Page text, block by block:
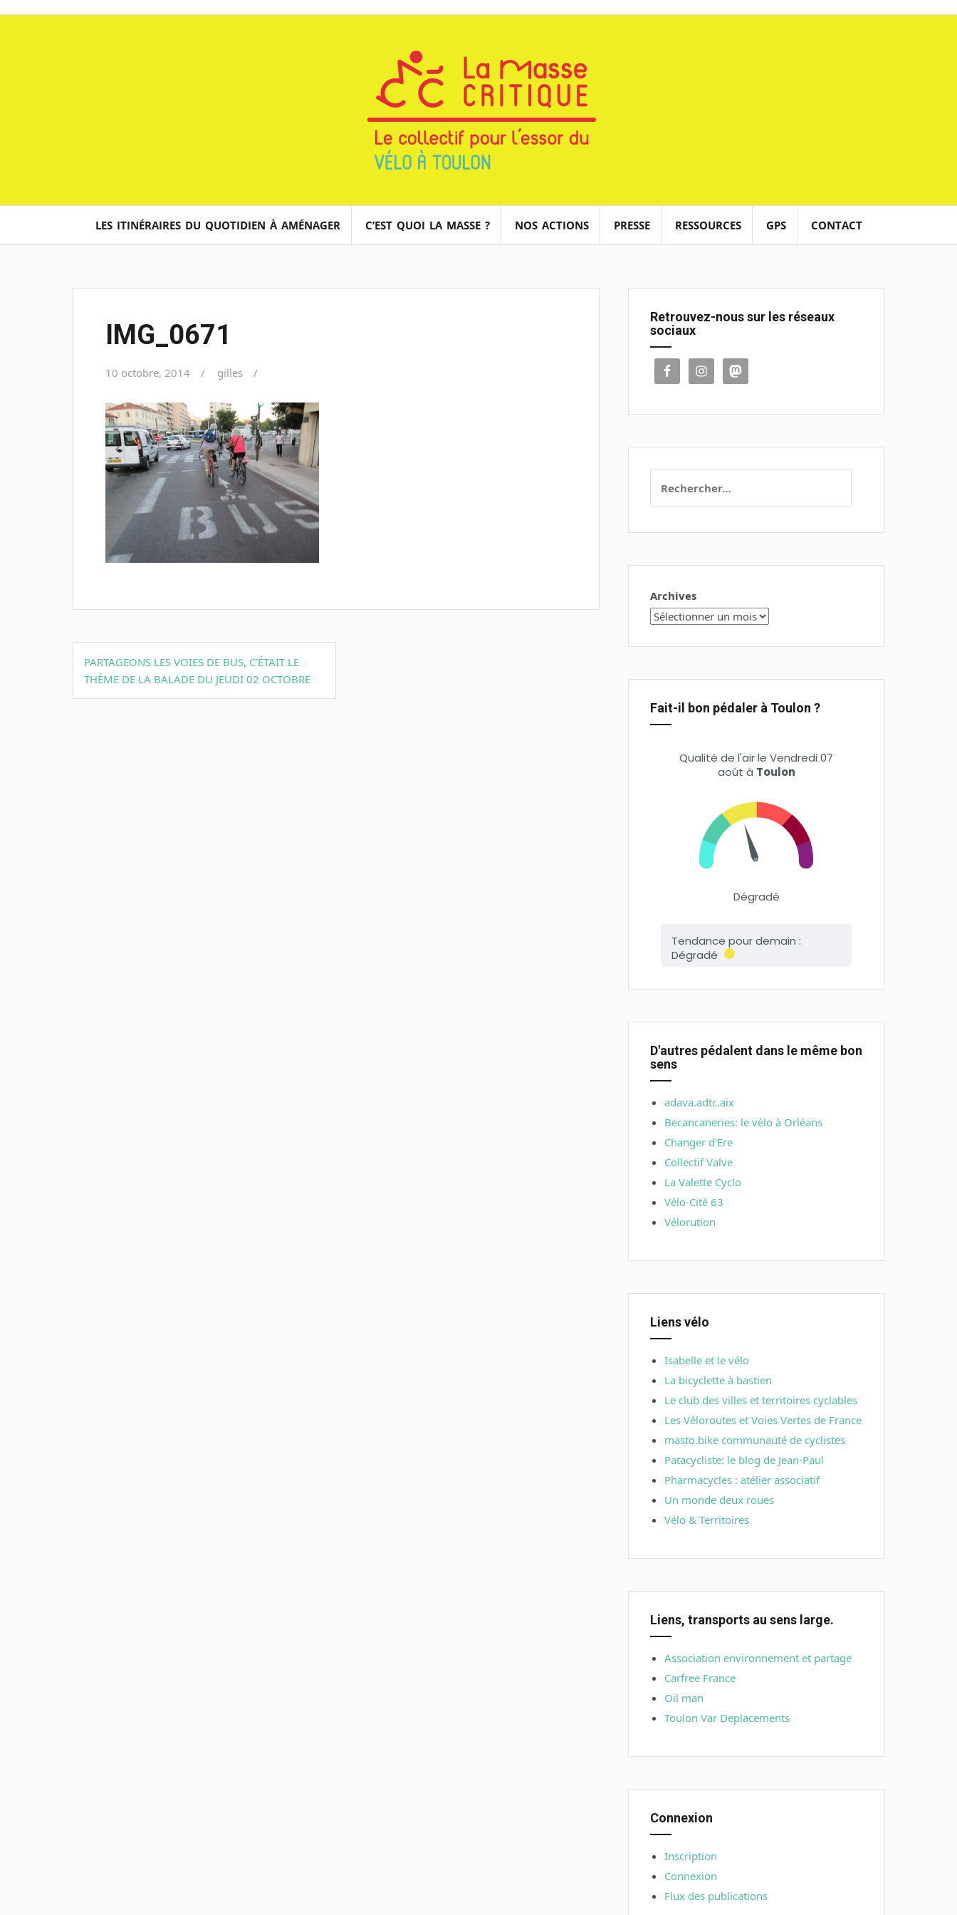
LES ITINÉRAIRES DU QUOTIDIEN À AMÉNAGER C’EST QUOI LA MASSE ? NOS ACTIONS PRESSE RESSOURCES GPS CONTACT
IMG_0671
10 octobre, 2014 gilles
Navigation
de
l’article
PARTAGEONS LES VOIES DE BUS, C’ÉTAIT LE
THÈME DE LA BALADE DU JEUDI 02 OCTOBRE
Retrouvez-nous sur les réseaux
sociaux
Archives
Fait-il bon pédaler à Toulon ?
D'autres pédalent dans le même bon
sens
adava.adtc.aix
Becancaneries: le vélo à Orléans
Changer d'Ere
Collectif Valve
La Valette Cyclo
Vélo-Cité 63
Vélorution
Liens vélo
Isabelle et le vélo
La bicyclette à bastien
Le club des villes et territoires cyclables
Les Véloroutes et Voies Vertes de France
masto.bike communauté de cyclistes
Patacycliste: le blog de Jean-Paul
Pharmacycles : atélier associatif
Un monde deux roues
Vélo & Territoires
Liens, transports au sens large.
Association environnement et partage
Carfree France
Oil man
Toulon Var Deplacements
Connexion
Inscription
Connexion
Flux des publications